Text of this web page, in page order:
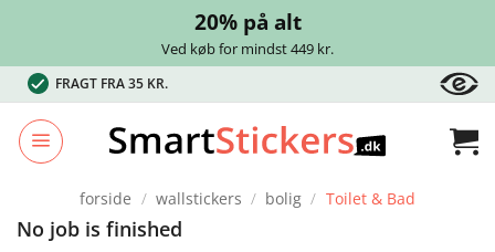
20% på alt
Ved køb for mindst 449 kr.
Fortsæt
til
indhold
FRAGT FRA 35 KR.
forside / wallstickers / bolig / Toilet & Bad
No job is finished